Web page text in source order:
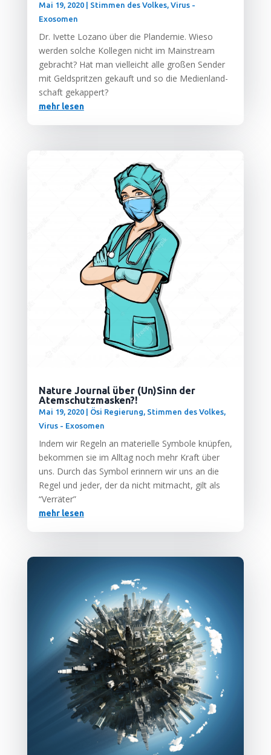
Mai 19, 2020| Stimmen des Volkes, Virus -
Exosomen
Dr. Ivet­te Loza­no über die Plan­de­mie. Wie­so
wer­den sol­che Kol­le­gen nicht im Main­stream
gebracht? Hat man viel­leicht alle gro­ßen Sen­der
mit Geld­sprit­zen gekauft und so die Medi­en­land­
schaft gekappert?
mehr lesen
Nature Journal über (Un)Sinn der
Atemschutzmasken?!
Mai 19, 2020| Ösi Regierung, Stimmen des Volkes,
Virus - Exosomen
Indem wir Regeln an mate­ri­el­le Sym­bo­le knüp­fen,
bekom­men sie im All­tag noch mehr Kraft über
uns. Durch das Sym­bol erin­nern wir uns an die
Regel und jeder, der da nicht mit­macht, gilt als
“Ver­rä­ter”
mehr lesen